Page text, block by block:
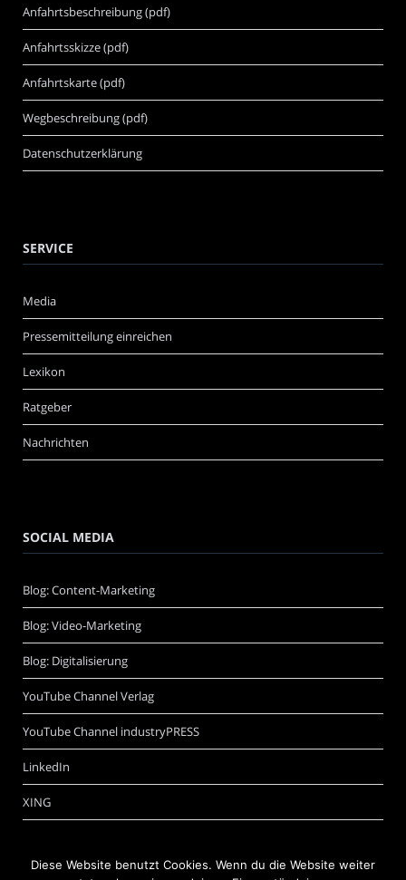
Anfahrtsbeschreibung (pdf)
Anfahrtsskizze (pdf)
Anfahrtskarte (pdf)
Wegbeschreibung (pdf)
Datenschutzerklärung
SERVICE
Media
Pressemitteilung einreichen
Lexikon
Ratgeber
Nachrichten
SOCIAL MEDIA
Blog: Content-Marketing
Blog: Video-Marketing
Blog: Digitalisierung
YouTube Channel Verlag
YouTube Channel industryPRESS
LinkedIn
XING
Diese Website benutzt Cookies. Wenn du die Website weiter